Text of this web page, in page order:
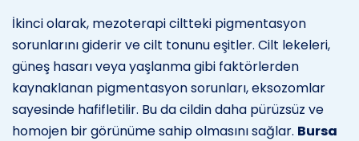
İkinci olarak, mezoterapi ciltteki pigmentasyon
sorunlarını giderir ve cilt tonunu eşitler. Cilt lekeleri,
güneş hasarı veya yaşlanma gibi faktörlerden
kaynaklanan pigmentasyon sorunları, eksozomlar
sayesinde hafifletilir. Bu da cildin daha pürüzsüz ve
homojen bir görünüme sahip olmasını sağlar. Bursa